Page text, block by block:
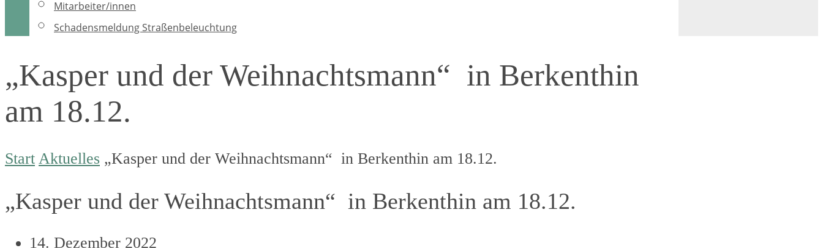
Mitarbeiter/innen
Schadensmeldung Straßenbeleuchtung
„Kasper und der Weihnachtsmann“ in Berkenthin
am 18.12.
Start Aktuelles „Kasper und der Weihnachtsmann“ in Berkenthin am 18.12.
„Kasper und der Weihnachtsmann“ in Berkenthin am 18.12.
14. Dezember 2022